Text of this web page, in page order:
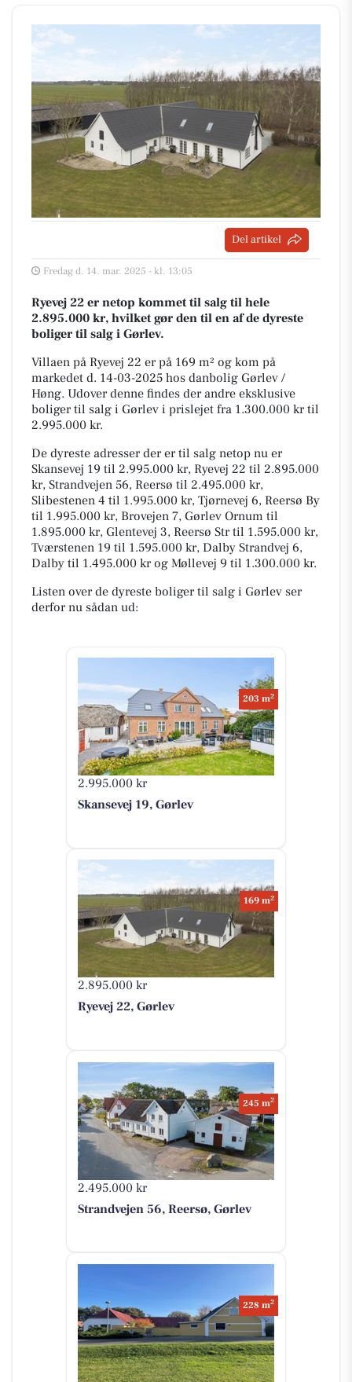
Del artikel
Fredag d. 14. mar. 2025 - kl. 13:05
Ryevej 22 er netop kommet til salg til hele
2.895.000 kr, hvilket gør den til en af de dyreste
boliger til salg i Gørlev.
Villaen på Ryevej 22 er på 169 m² og kom på
markedet d. 14-03-2025 hos danbolig Gørlev /
Høng. Udover denne findes der andre eksklusive
boliger til salg i Gørlev i prislejet fra 1.300.000 kr til
2.995.000 kr.
De dyreste adresser der er til salg netop nu er
Skansevej 19 til 2.995.000 kr, Ryevej 22 til 2.895.000
kr, Strandvejen 56, Reersø til 2.495.000 kr,
Slibestenen 4 til 1.995.000 kr, Tjørnevej 6, Reersø By
til 1.995.000 kr, Brovejen 7, Gørlev Ornum til
1.895.000 kr, Glentevej 3, Reersø Str til 1.595.000 kr,
Tværstenen 19 til 1.595.000 kr, Dalby Strandvej 6,
Dalby til 1.495.000 kr og Møllevej 9 til 1.300.000 kr.
Listen over de dyreste boliger til salg i Gørlev ser
derfor nu sådan ud:
2.995.000 kr
203 m2
Skansevej 19, Gørlev
2.895.000 kr
169 m2
Ryevej 22, Gørlev
2.495.000 kr
245 m2
Strandvejen 56, Reersø, Gørlev
228 m2